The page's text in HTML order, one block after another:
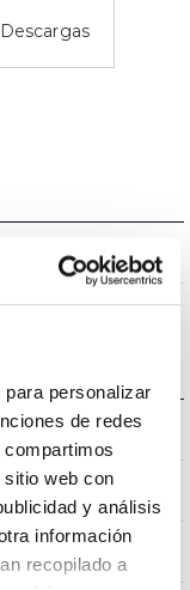
personalizar
de redes
web con
y análisis
información
recopilado a
Descargas
NÃO